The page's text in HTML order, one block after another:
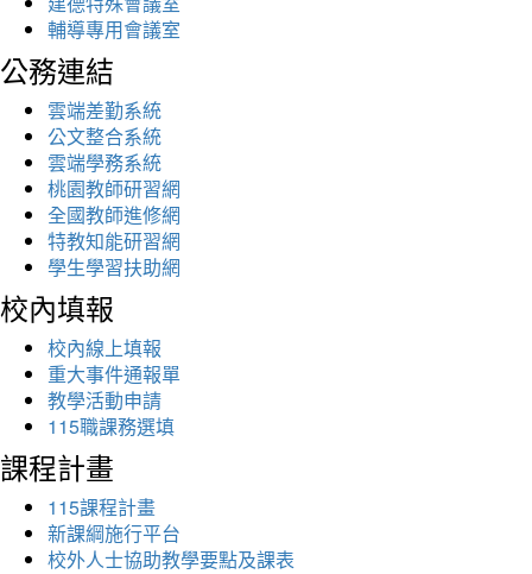
輔導專用會議室
公務連結
雲端差勤系統
公文整合系統
雲端學務系統
桃園教師研習網
全國教師進修網
特教知能研習網
學生學習扶助網
校內填報
校內線上填報
重大事件通報單
教學活動申請
115職課務選填
課程計畫
115課程計畫
新課綱施行平台
校外人士協助教學要點及課表